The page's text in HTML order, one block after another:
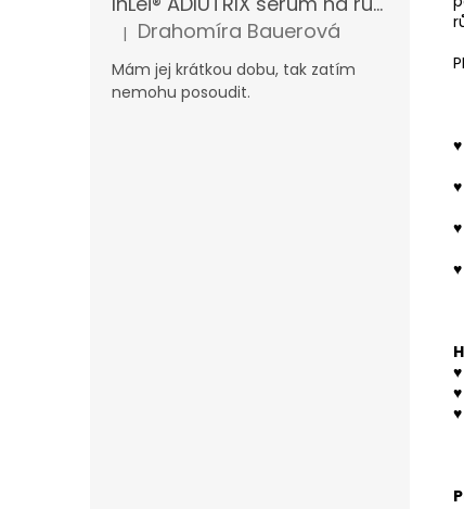
Hodnocení produktu je 5 z 5 hvězdiček.
| Drahomíra Bauerová
Mám jej krátkou dobu, tak zatím
nemohu posoudit.
♥
♥
♥
♥
♥
♥
♥